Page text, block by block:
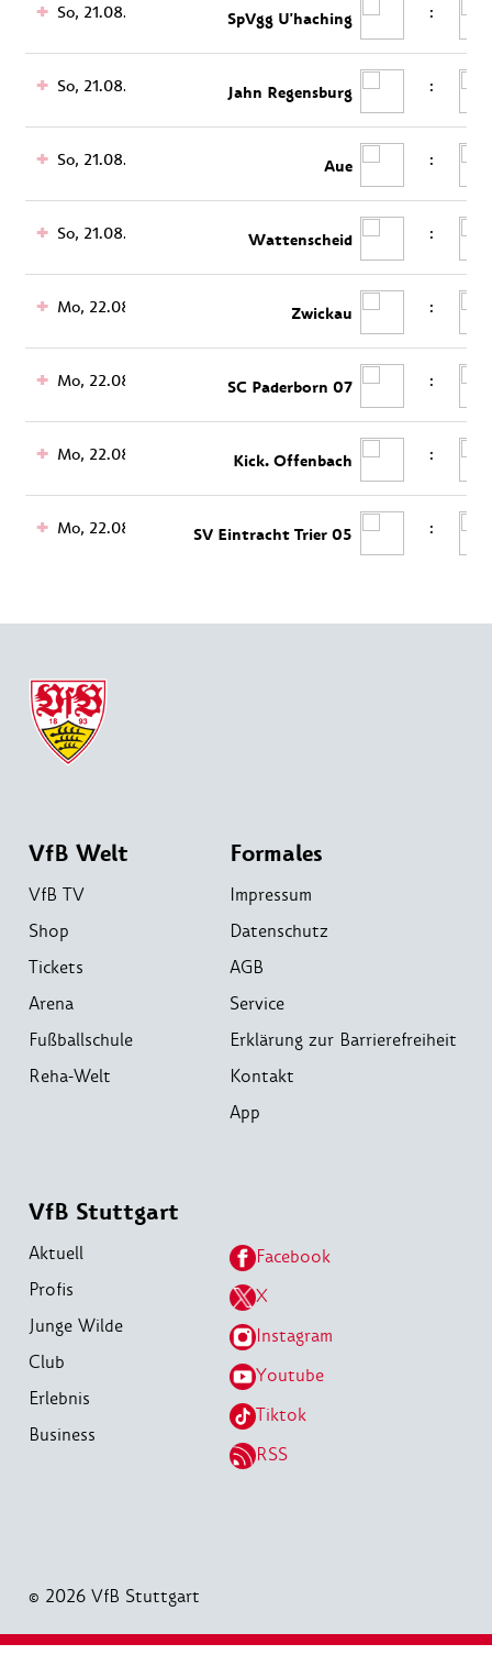
So, 21.08. SpVgg U'haching :
So, 21.08. Jahn Regensburg :
So, 21.08. Aue :
So, 21.08. Wattenscheid :
Mo, 22.08. Zwickau :
Mo, 22.08. SC Paderborn 07 :
Mo, 22.08. Kick. Offenbach :
Mo, 22.08. SV Eintracht Trier 05 :
VfB Welt
VfB TV
Shop
Tickets
Arena
Fußballschule
Reha-Welt
Formales
Impressum
Datenschutz
AGB
Service
Erklärung zur Barrierefreiheit
Kontakt
App
VfB Stuttgart
Aktuell
Profis
Junge Wilde
Club
Erlebnis
Business
Facebook
X
Instagram
Youtube
Tiktok
RSS
© 2026 VfB Stuttgart